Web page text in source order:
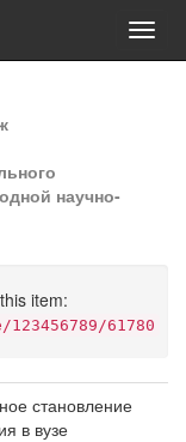
научно-
item:
61780
становление
в вузе